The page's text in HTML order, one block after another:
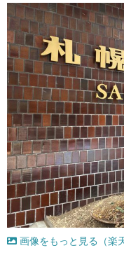
画像をもっと見る（楽